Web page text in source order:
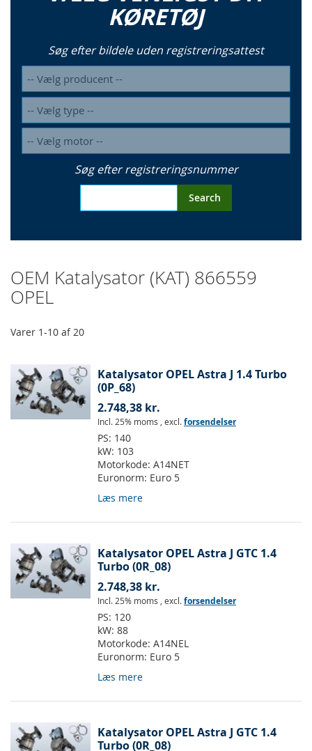
KØRETØJ
Søg efter bildele uden registreringsattest
Søg efter registreringsnummer
Search
OEM Katalysator (KAT) 866559
OPEL
Varer 1-10 af20
Katalysator OPEL Astra J 1.4 Turbo
(0P_68)
2.748,38 kr.
Incl. 25% moms , excl.forsendelser
PS: 140
kW: 103
Motorkode: A14NET
Euronorm: Euro 5
Læs mere
Katalysator OPEL Astra J GTC 1.4
Turbo (0R_08)
2.748,38 kr.
Incl. 25% moms , excl.forsendelser
PS: 120
kW: 88
Motorkode: A14NEL
Euronorm: Euro 5
Læs mere
Katalysator OPEL Astra J GTC 1.4
Turbo (0R_08)